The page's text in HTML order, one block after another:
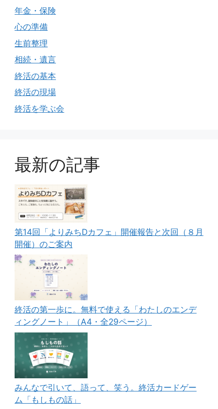
年金・保険
心の準備
生前整理
相続・遺言
終活の基本
終活の現場
終活を学ぶ会
最新の記事
第14回「よりみちDカフェ」開催報告と次回（８月
開催）のご案内
終活の第一歩に。無料で使える「わたしのエンデ
ィングノート」（A4・全29ページ）
みんなで引いて、語って、笑う。終活カードゲー
ム「もしもの話」